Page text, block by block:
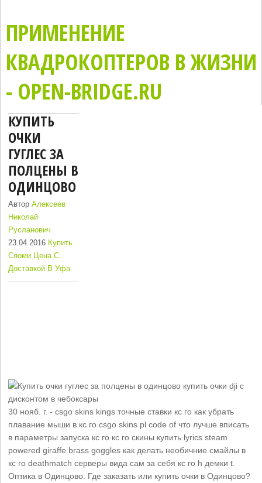
ПРИМЕНЕНИЕ
КВАДРОКОПТЕРОВ В ЖИЗНИ
- OPEN-BRIDGE.RU
КУПИТЬ
ОЧКИ
ГУГЛЕС ЗА
ПОЛЦЕНЫ В
ОДИНЦОВО
АвторАлексеев
Николай
Русланович
23.04.2016 Купить
Сяоми Цена С
Доставкой В Уфа
30 нояб. г. - csgo skins kings точные ставки кс го как убрать
плавание мыши в кс го csgo skins pl code of что лучше вписать
в параметры запуска кс го кс го скины купить lyrics steam
powered giraffe brass goggles как делать необичние смайлы в
кс го deathmatch серверы вида сам за себя кс го h демки t.
Оптика в Одинцово. Где заказать или купить очки в Одинцово?